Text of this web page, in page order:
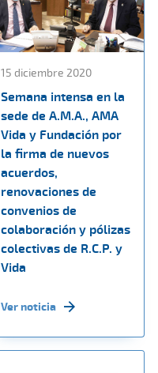
15 diciembre 2020
Semana intensa en la
sede de A.M.A., AMA
Vida y Fundación por
la firma de nuevos
acuerdos,
renovaciones de
convenios de
colaboración y pólizas
colectivas de R.C.P. y
Vida
Ver noticia